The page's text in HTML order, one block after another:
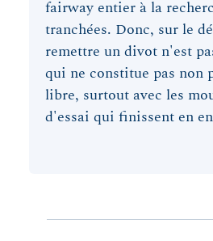
fairway entier à la
tranchées. Donc, sur le
remettre un divot n'est
qui ne constitue pas non
libre, surtout avec les
d'essai qui finissent en